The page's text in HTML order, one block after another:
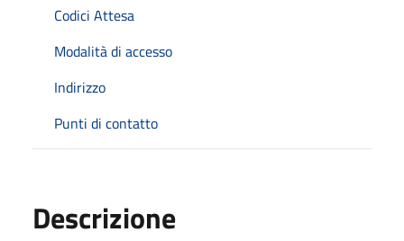
Codici Attesa
Modalità di accesso
Indirizzo
Punti di contatto
Descrizione